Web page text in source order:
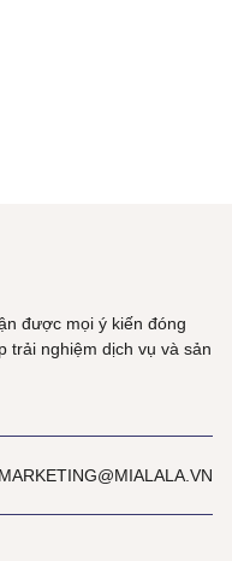
được mọi ý kiến đóng
trải nghiệm dịch vụ và sản
MARKETING@MIALALA.VN